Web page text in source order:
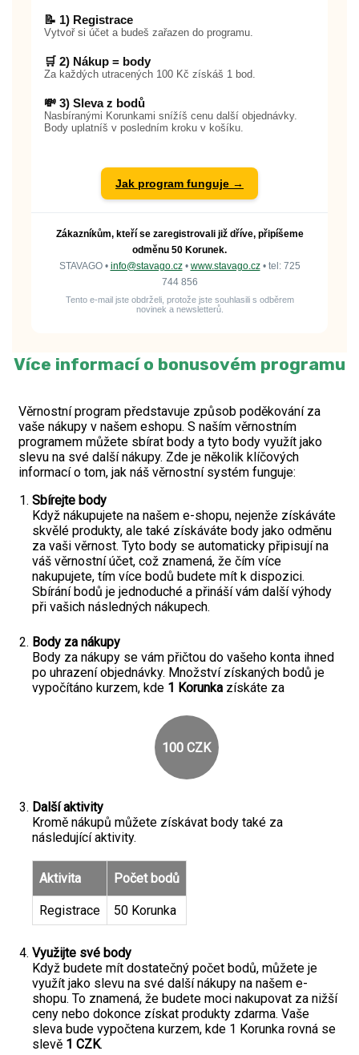
📝 1) Registrace
Vytvoř si účet a budeš zařazen do programu.
🛒 2) Nákup = body
Za každých utracených 100 Kč získáš 1 bod.
💸 3) Sleva z bodů
Nasbíranými Korunkami snížíš cenu další objednávky.
Body uplatníš v posledním kroku v košíku.
Jak program funguje →
Zákazníkům, kteří se zaregistrovali již dříve, připíšeme
odměnu 50 Korunek.
STAVAGO • info@stavago.cz• www.stavago.cz• tel: 725
744 856
Tento e-mail jste obdrželi, protože jste souhlasili s odběrem
novinek a newsletterů.
Více informací o bonusovém programu